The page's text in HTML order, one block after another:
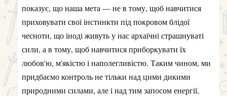
показує, що наша мета — не в тому, щоб навчитися
приховувати свої інстинкти під покровом блідої
чесноти, що іноді живуть у нас архаїчні страшнуваті
сили, а в тому, щоб навчитися приборкувати їх
любов'ю, м'якістю і наполегливістю. Таким чином, ми
придбаємо контроль не тільки над цими дикими
природними силами, але і над тим запосом енергії,